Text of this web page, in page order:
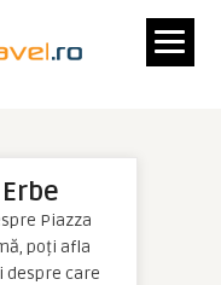
Piazza
poți afla
care